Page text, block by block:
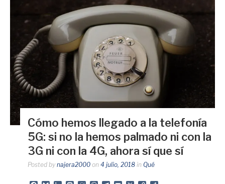
Cómo hemos llegado a la telefonía
5G: si no la hemos palmado ni con la
3G ni con la 4G, ahora sí que sí
Posted by najera2000 on 4 julio, 2018 in Qué